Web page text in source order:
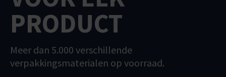
PRODUCT
Meer dan 5.000 verschillende
verpakkingsmaterialen op voorraad.